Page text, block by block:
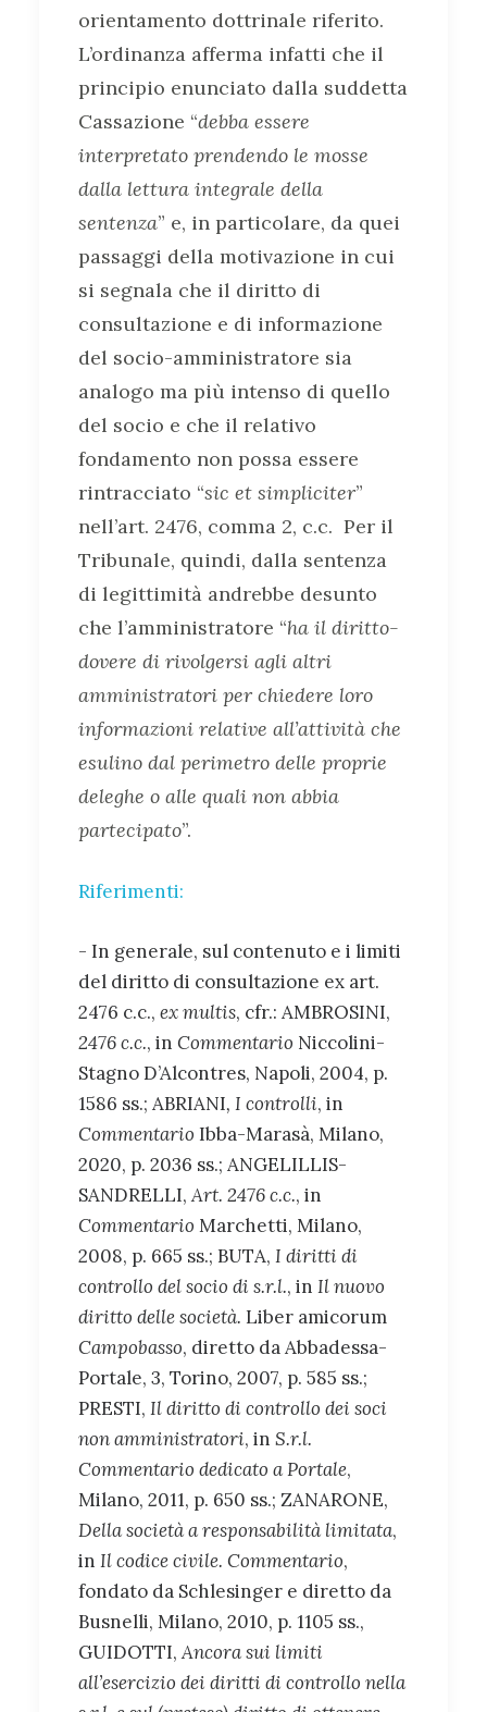
orientamento dottrinale riferito.
L’ordinanza afferma infatti che il
principio enunciato dalla suddetta
Cassazione “debba essere
interpretato prendendo le mosse
dalla lettura integrale della
sentenza” e, in particolare, da quei
passaggi della motivazione in cui
si segnala che il diritto di
consultazione e di informazione
del socio-amministratore sia
analogo ma più intenso di quello
del socio e che il relativo
fondamento non possa essere
rintracciato “sic et simpliciter”
nell’art. 2476, comma 2, c.c. Per il
Tribunale, quindi, dalla sentenza
di legittimità andrebbe desunto
che l’amministratore “ha il diritto-
dovere di rivolgersi agli altri
amministratori per chiedere loro
informazioni relative all’attività che
esulino dal perimetro delle proprie
deleghe o alle quali non abbia
partecipato”.
Riferimenti:
- In generale, sul contenuto e i limiti
del diritto di consultazione ex art.
2476 c.c., ex multis, cfr.: AMBROSINI,
2476 c.c., in Commentario Niccolini-
Stagno D’Alcontres, Napoli, 2004, p.
1586 ss.; ABRIANI, I controlli, in
Commentario Ibba-Marasà, Milano,
2020, p. 2036 ss.; ANGELILLIS-
SANDRELLI,Art. 2476 c.c., in
Commentario Marchetti, Milano,
2008, p. 665 ss.; BUTA, I diritti di
controllo del socio di s.r.l., in Il nuovo
diritto delle società. Liber amicorum
Campobasso, diretto da Abbadessa-
Portale, 3, Torino, 2007, p. 585 ss.;
PRESTI, Il diritto di controllo dei soci
non amministratori, in S.r.l.
Commentario dedicato a Portale,
Milano, 2011, p. 650 ss.; ZANARONE,
Della società a responsabilità limitata,
in Il codice civile. Commentario,
fondato da Schlesinger e diretto da
Busnelli, Milano, 2010, p. 1105 ss.,
GUIDOTTI,Ancora sui limiti
all’esercizio dei diritti di controllo nella